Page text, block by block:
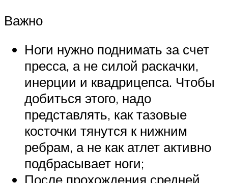
Важно
Ноги нужно поднимать за счет
пресса, а не силой раскачки,
инерции и квадрицепса. Чтобы
добиться этого, надо
представлять, как тазовые
косточки тянутся к нижним
ребрам, а не как атлет активно
подбрасывает ноги;
После прохождения средней